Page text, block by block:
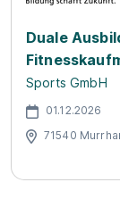
Duale
Sports GmbH
01.12.2026
71540